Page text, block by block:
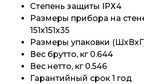
Степень защиты IPХ4
Размеры прибора на
151х151х35
Размеры упаковки (ШхВхГ),
Вес брутто, кг 0.644
Вес нетто, кг 0.546
Гарантийный срок 1 год